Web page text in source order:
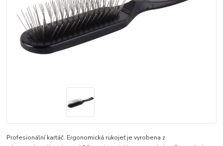
Profesionální kartáč. Ergonomická rukojeť je vyrobena z